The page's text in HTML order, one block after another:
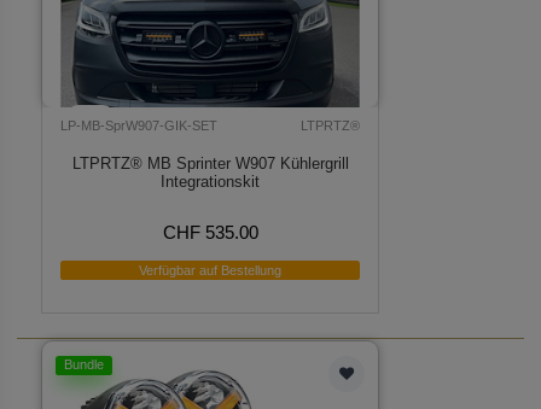
LP-MB-SprW907-GIK-SET LTPRTZ®
LTPRTZ® MB Sprinter W907 Kühlergrill
Integrationskit
CHF 535.00
Verfügbar auf Bestellung
Bundle